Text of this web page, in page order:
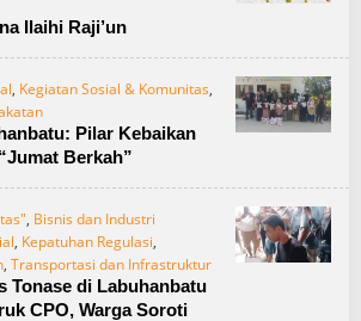
Ilaihi Raji’un
, Kegiatan Sosial & Komunitas,
Pilar Kebaikan
Berkah”
, Bisnis dan Industri
, Kepatuhan Regulasi,
, Transportasi dan Infrastruktur
Tonase di Labuhanbatu
CPO, Warga Soroti